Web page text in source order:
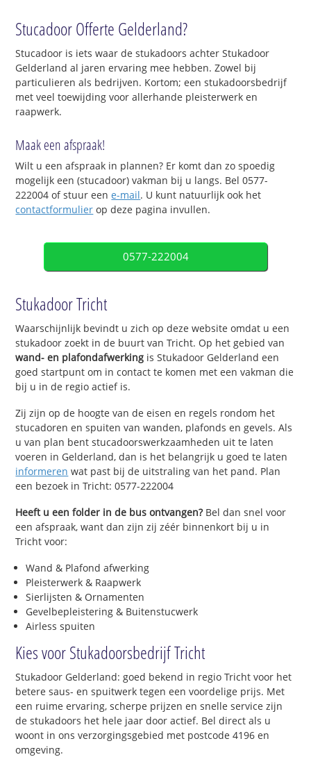
Stucadoor Offerte Gelderland?
Stucadoor is iets waar de stukadoors achter Stukadoor
Gelderland al jaren ervaring mee hebben. Zowel bij
particulieren als bedrijven. Kortom; een stukadoorsbedrijf
met veel toewijding voor allerhande pleisterwerk en
raapwerk.
Maak een afspraak!
Wilt u een afspraak in plannen? Er komt dan zo spoedig
mogelijk een (stucadoor) vakman bij u langs. Bel 0577-
222004 of stuur eene-mail. U kunt natuurlijk ook het
contactformulier op deze pagina invullen.
0577-222004
Stukadoor Tricht
Waarschijnlijk bevindt u zich op deze website omdat u een
stukadoor zoekt in de buurt van Tricht. Op het gebied van
wand- en plafondafwerking is Stukadoor Gelderland een
goed startpunt om in contact te komen met een vakman die
bij u in de regio actief is.
Zij zijn op de hoogte van de eisen en regels rondom het
stucadoren en spuiten van wanden, plafonds en gevels. Als
u van plan bent stucadoorswerkzaamheden uit te laten
voeren in Gelderland, dan is het belangrijk u goed te laten
informeren wat past bij de uitstraling van het pand. Plan
een bezoek in Tricht: 0577-222004
Heeft u een folder in de bus ontvangen?Bel dan snel voor
een afspraak, want dan zijn zij zéér binnenkort bij u in
Tricht voor:
Wand & Plafond afwerking
Pleisterwerk & Raapwerk
Sierlijsten & Ornamenten
Gevelbepleistering & Buitenstucwerk
Airless spuiten
Kies voor Stukadoorsbedrijf Tricht
Stukadoor Gelderland: goed bekend in regio Tricht voor het
betere saus- en spuitwerk tegen een voordelige prijs. Met
een ruime ervaring, scherpe prijzen en snelle service zijn
de stukadoors het hele jaar door actief. Bel direct als u
woont in ons verzorgingsgebied met postcode 4196 en
omgeving.